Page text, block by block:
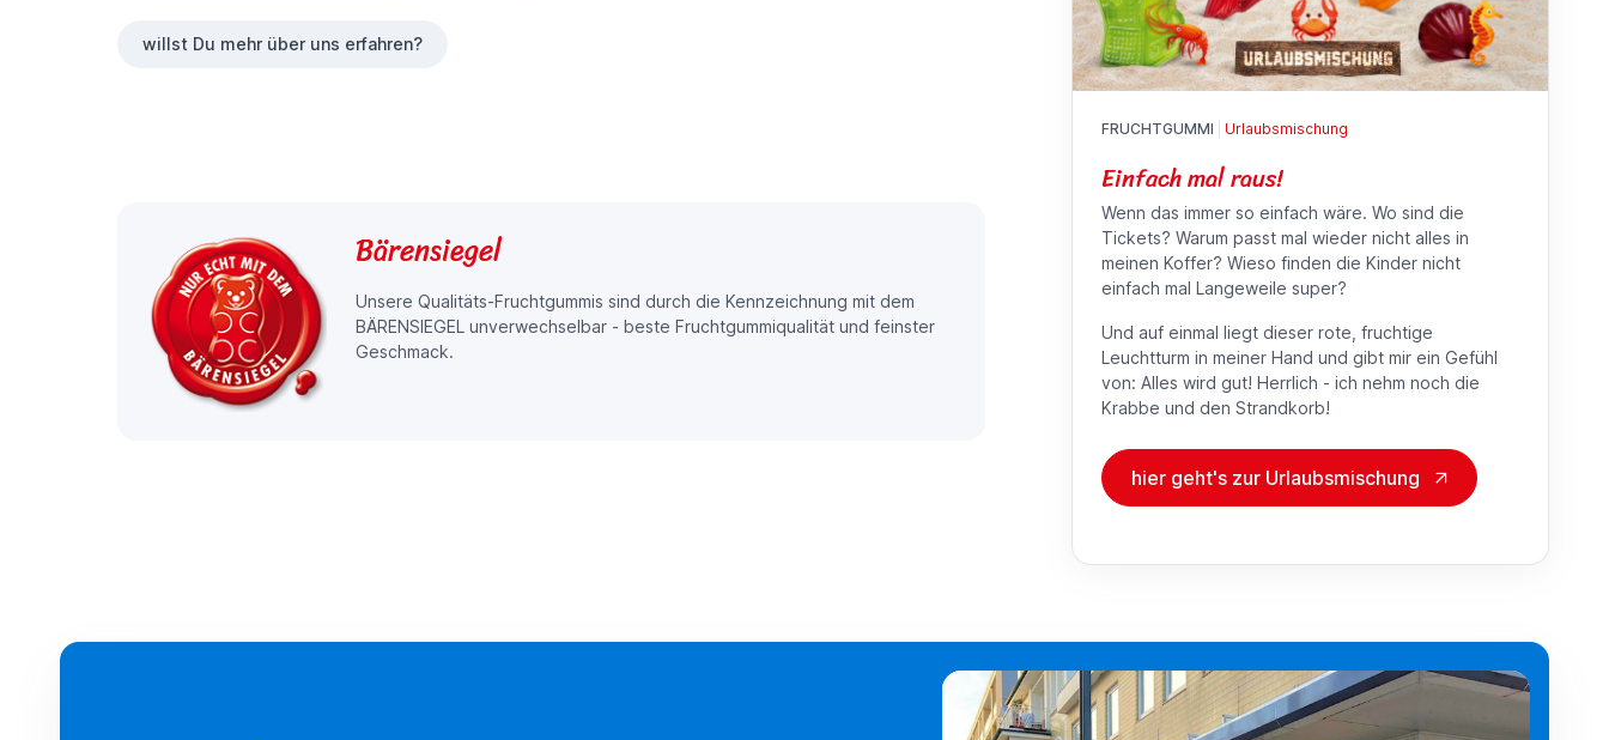
willst Du mehr über uns erfahren?
Bärensiegel
Unsere Qualitäts-Fruchtgummis sind durch die Kennzeichnung mit dem
BÄRENSIEGEL unverwechselbar - beste Fruchtgummiqualität und feinster
Geschmack.
FRUCHTGUMMI Urlaubsmischung
Einfach mal raus!
Wenn das immer so einfach wäre. Wo sind die
Tickets? Warum passt mal wieder nicht alles in
meinen Koffer? Wieso finden die Kinder nicht
einfach mal Langeweile super?
Und auf einmal liegt dieser rote, fruchtige
Leuchtturm in meiner Hand und gibt mir ein Gefühl
von: Alles wird gut! Herrlich - ich nehm noch die
Krabbe und den Strandkorb!
hier geht's zur Urlaubsmischung